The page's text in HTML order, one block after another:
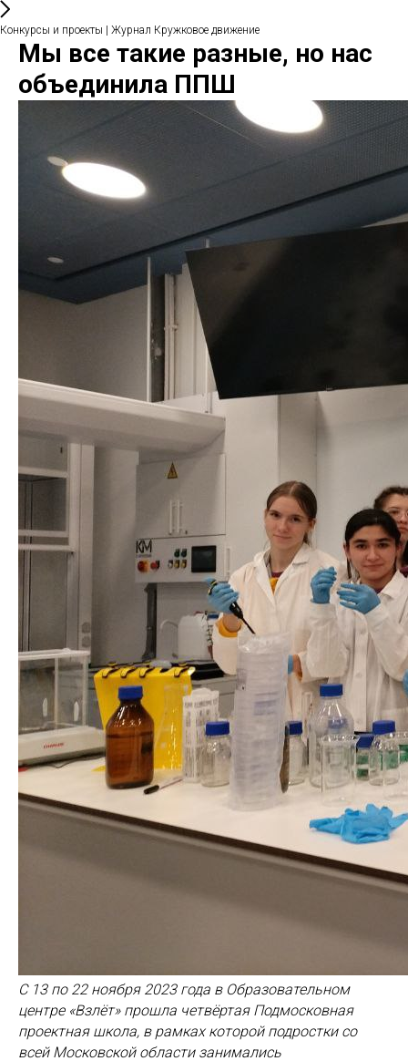
Конкурсы и проекты | Журнал Кружковое движение
Мы все такие разные, но нас
объединила ППШ
С 13 по 22 ноября 2023 года в Образовательном
центре «Взлёт» прошла четвёртая Подмосковная
проектная школа, в рамках которой подростки со
всей Московской области занимались